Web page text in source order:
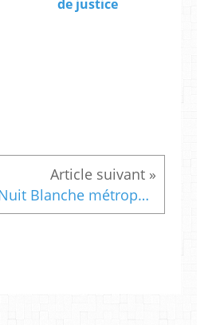
de justice
> Une Nuit Blanche métropolitaine, José-Manuel Gonçalvès